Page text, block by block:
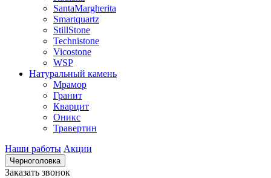
SantaMargherita
Smartquartz
StillStone
Technistone
Vicostone
WSP
Натуральный камень
Мрамор
Гранит
Кварцит
Оникс
Травертин
Наши работы Акции
Черноголовка
Заказать звонок